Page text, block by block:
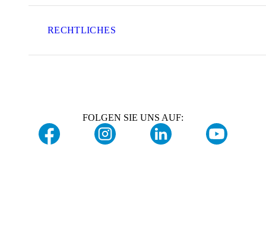
RECHTLICHES
FOLGEN SIE UNS AUF: